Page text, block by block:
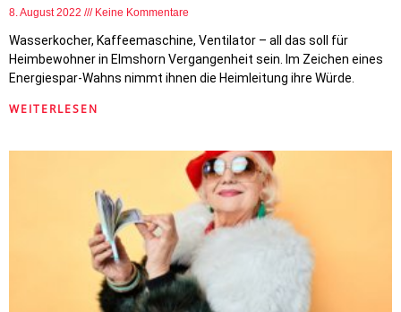
8. August 2022 Keine Kommentare
Wasserkocher, Kaffeemaschine, Ventilator – all das soll für
Heimbewohner in Elmshorn Vergangenheit sein. Im Zeichen eines
Energiespar-Wahns nimmt ihnen die Heimleitung ihre Würde.
WEITERLESEN